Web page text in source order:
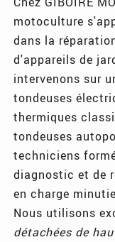
motoculture
dans la
d'appareils de
intervenons sur
tondeuses
thermiques
tondeuses
techniciens
diagnostic et de
en charge
Nous utilisons
détachées de